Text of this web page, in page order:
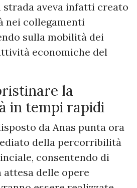
strada aveva infatti creato
nei collegamenti
sulla mobilità dei
economiche del
la
in tempi rapidi
da Anas punta ora
della percorribilità
consentendo di
delle opere